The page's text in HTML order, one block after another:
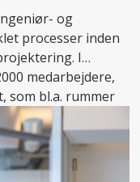
og
processer inden
I
medarbejdere,
som bl.a. rummer
om